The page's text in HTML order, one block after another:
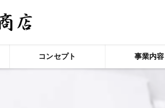
コンセプト 事業内容